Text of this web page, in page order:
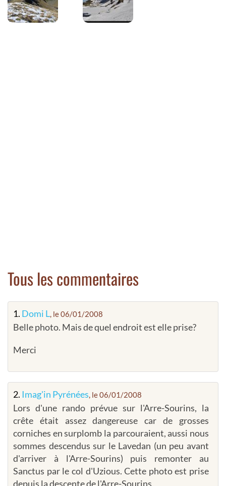
Tous les commentaires
1. Domi L, le 06/01/2008
Belle photo. Mais de quel endroit est elle prise?
Merci
2. Imag'in Pyrénées, le 06/01/2008
Lors d'une rando prévue sur l'Arre-Sourins, la
crête était assez dangereuse car de grosses
corniches en surplomb la parcouraient, aussi nous
sommes descendus sur le Lavedan (un peu avant
d'arriver à l'Arre-Sourins) puis remonter au
Sanctus par le col d'Uzious. Cette photo est prise
depuis la descente de l'Arre-Sourins.